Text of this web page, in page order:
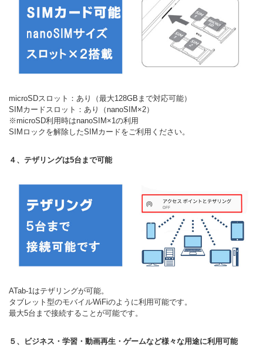
microSDスロット：あり（最大128GBまで対応可能）
SIMカードスロット：あり（nanoSIM×2）
※microSD利用時はnanoSIM×1の利用
SIMロックを解除したSIMカードをご利用ください。
４、テザリングは5台まで可能
ATab-1はテザリングが可能。
タブレット型のモバイルWiFiのように利用可能です。
最大5台まで接続することが可能です。
５、ビジネス・学習・動画再生・ゲームなど様々な用途に利用可能